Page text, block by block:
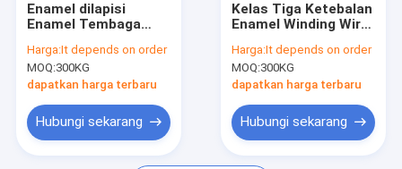
Hubungi Kami
Berita
Enamel dilapisi
Enamel Tembaga
0,10mm-3,35mm
Diameter kawat
untuk tahan lama
Harga:It depends on order
MOQ:300KG
dapatkan harga terbaru
Hubungi sekarang
Kelas Tiga Ketebalan
Enamel Winding Wire
untuk operasi listrik
yang lancar
Harga:It depends on order
MOQ:300KG
dapatkan harga terbaru
Hubungi sekarang